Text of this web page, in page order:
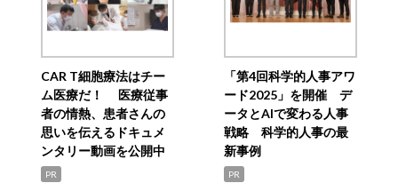
CAR T細胞療法はチー
ム医療だ！ 医療従事
者の情熱、患者さんの
思いを伝えるドキュメ
ンタリー動画を公開中
PR
「第4回科学的人事アワ
ード2025」を開催 デ
ータとAIで変わる人事
戦略 科学的人事の最
新事例
PR